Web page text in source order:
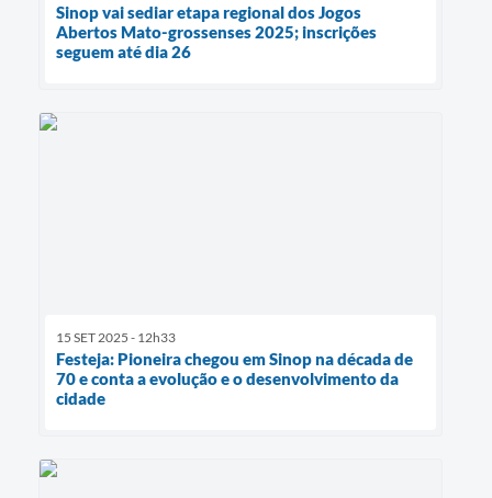
Sinop vai sediar etapa regional dos Jogos
Abertos Mato-grossenses 2025; inscrições
seguem até dia 26
15 SET 2025 - 12h33
Festeja: Pioneira chegou em Sinop na década de
70 e conta a evolução e o desenvolvimento da
cidade